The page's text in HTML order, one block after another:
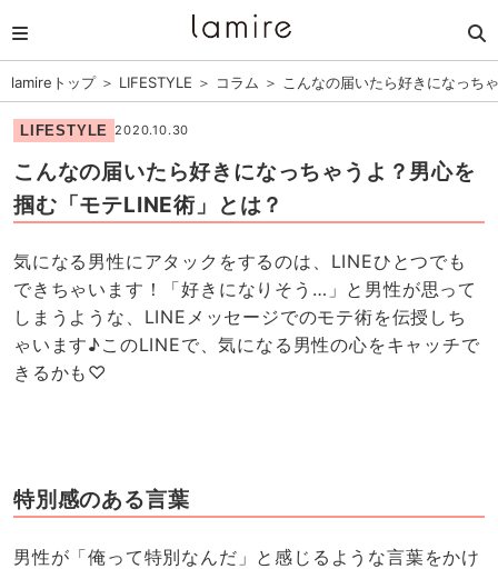
lamireトップ＞ LIFESTYLE ＞ コラム ＞ こんなの届いたら好きになっち
LIFESTYLE 2020.10.30
こんなの届いたら好きになっちゃうよ？男心を
掴む「モテLINE術」とは？
気になる男性にアタックをするのは、LINEひとつでも
できちゃいます！「好きになりそう…」と男性が思って
しまうような、LINEメッセージでのモテ術を伝授しち
ゃいます♪このLINEで、気になる男性の心をキャッチで
きるかも♡
特別感のある言葉
男性が「俺って特別なんだ」と感じるような言葉をかけ